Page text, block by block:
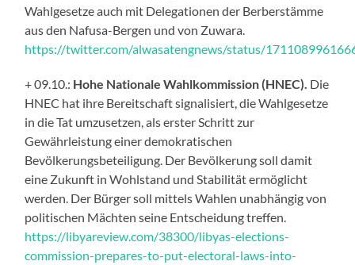
Wahlgesetze auch mit Delegationen der Berberstämme
aus den Nafusa-Bergen und von Zuwara.
https://twitter.com/alwasatengnews/status/
+ 09.10.: Hohe Nationale Wahlkommission(HNEC). Die
HNEC hat ihre Bereitschaft signalisiert, die Wahlgesetze
in die Tat umzusetzen, als erster Schritt zur
Gewährleistung einer demokratischen
Bevölkerungsbeteiligung. Der Bevölkerung soll damit
eine Zukunft in Wohlstand und Stabilität ermöglicht
werden. Der Bürger soll mittels Wahlen unabhängig von
politischen Mächten seine Entscheidung treffen.
https://libyareview.com/38300/libyas-elections-
commission-prepares-to-put-electoral-laws-into-